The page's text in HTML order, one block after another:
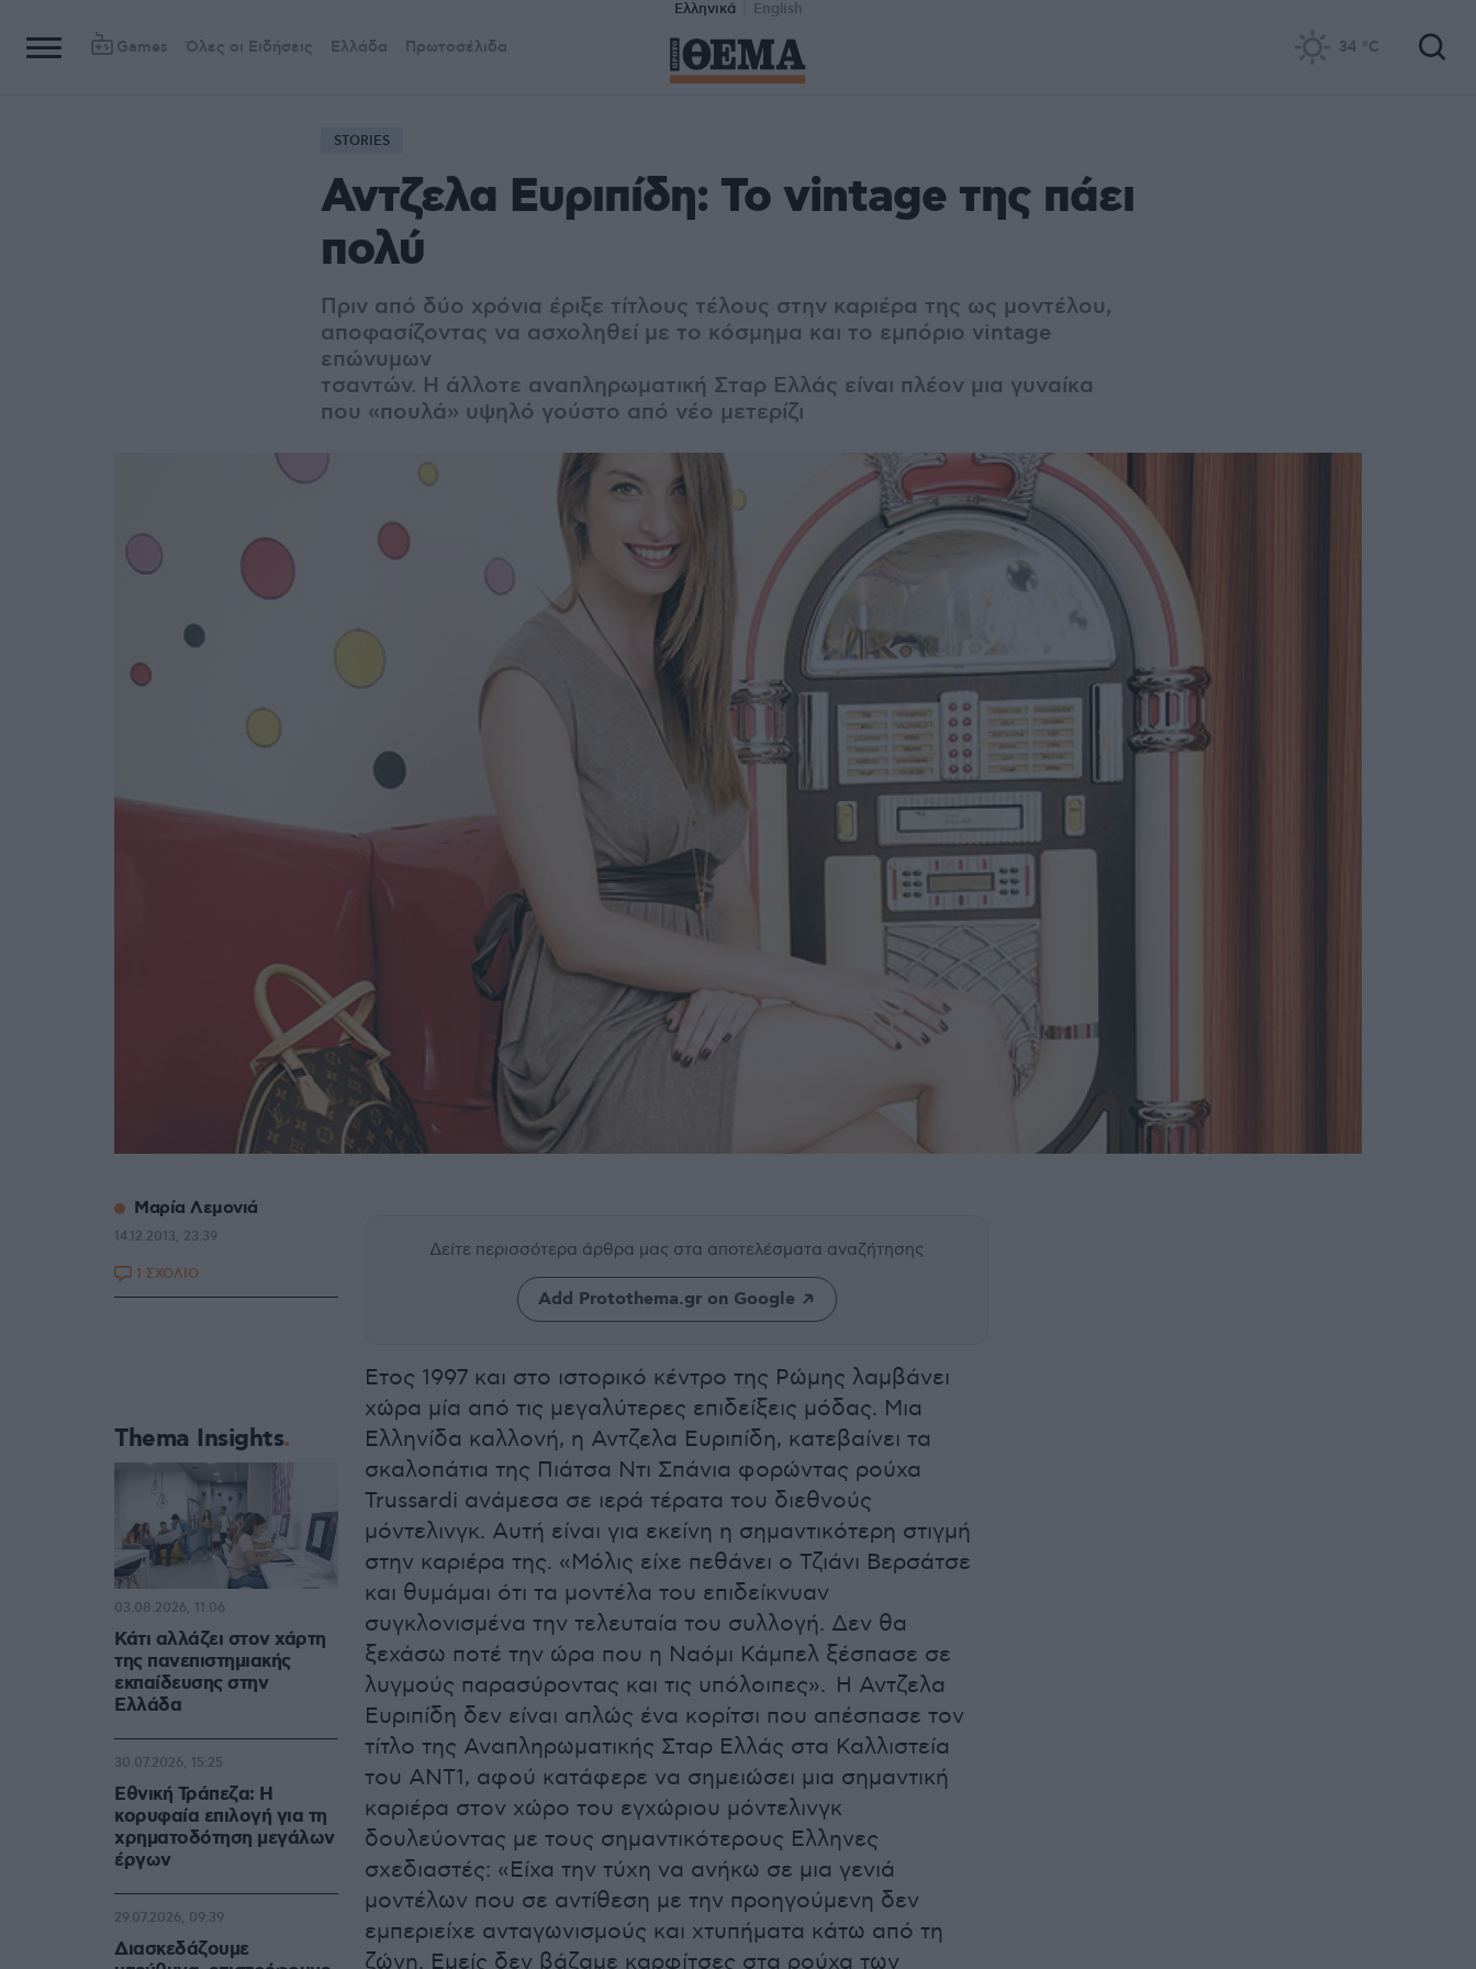
Ελληνικά English
Games Όλες οι Ειδήσεις Ελλάδα Πρωτοσέλιδα 34 °C
STORIES
Αντζελα Ευριπίδη: Το vintage της πάει
πολύ
Πριν από δύο χρόνια έριξε τίτλους τέλους στην καριέρα της ως μοντέλου,
αποφασίζοντας να ασχοληθεί με το κόσμημα και το εμπόριο vintage
επώνυμων
τσαντών. Η άλλοτε αναπληρωματική Σταρ Ελλάς είναι πλέον μια γυναίκα
που «πουλά» υψηλό γούστο από νέο μετερίζι
Δείτε περισσότερα άρθρα μας στα αποτελέσματα αναζήτησης
Add Protothema.gr on Google
Ετος 1997 και στο ιστορικό κέντρο της Ρώμης λαμβάνει
χώρα μία από τις μεγαλύτερες επιδείξεις μόδας. Μια
Ελληνίδα καλλονή, η Αντζελα Ευριπίδη, κατεβαίνει τα
σκαλοπάτια της Πιάτσα Ντι Σπάνια φορώντας ρούχα
Trussardi ανάμεσα σε ιερά τέρατα του διεθνούς
μόντελινγκ. Αυτή είναι για εκείνη η σημαντικότερη στιγμή
στην καριέρα της. «Μόλις είχε πεθάνει ο Τζιάνι Βερσάτσε
και θυμάμαι ότι τα μοντέλα του επιδείκνυαν
συγκλονισμένα την τελευταία του συλλογή. Δεν θα
ξεχάσω ποτέ την ώρα που η Ναόμι Κάμπελ ξέσπασε σε
λυγμούς παρασύροντας και τις υπόλοιπες». Η Αντζελα
Ευριπίδη δεν είναι απλώς ένα κορίτσι που απέσπασε τον
τίτλο της Αναπληρωματικής Σταρ Ελλάς στα Καλλιστεία
του ANT1, αφού κατάφερε να σημειώσει μια σημαντική
καριέρα στον χώρο του εγχώριου μόντελινγκ
δουλεύοντας με τους σημαντικότερους Ελληνες
σχεδιαστές: «Είχα την τύχη να ανήκω σε μια γενιά
μοντέλων που σε αντίθεση με την προηγούμενη δεν
εμπεριείχε ανταγωνισμούς και χτυπήματα κάτω από τη
ζώνη. Εμείς δεν βάζαμε καρφίτσες στα ρούχα των
Μαρία Λεμονιά
14.12.2013, 23:39
1 ΣΧΟΛΙΟ
Thema Insights
Κάτι αλλάζει στον χάρτη
της πανεπιστημιακής
εκπαίδευσης στην
Ελλάδα
03.08.2026, 11:06
Εθνική Τράπεζα: Η
κορυφαία επιλογή για τη
χρηματοδότηση μεγάλων
έργων
30.07.2026, 15:25
Διασκεδάζουμε
29.07.2026, 09:39